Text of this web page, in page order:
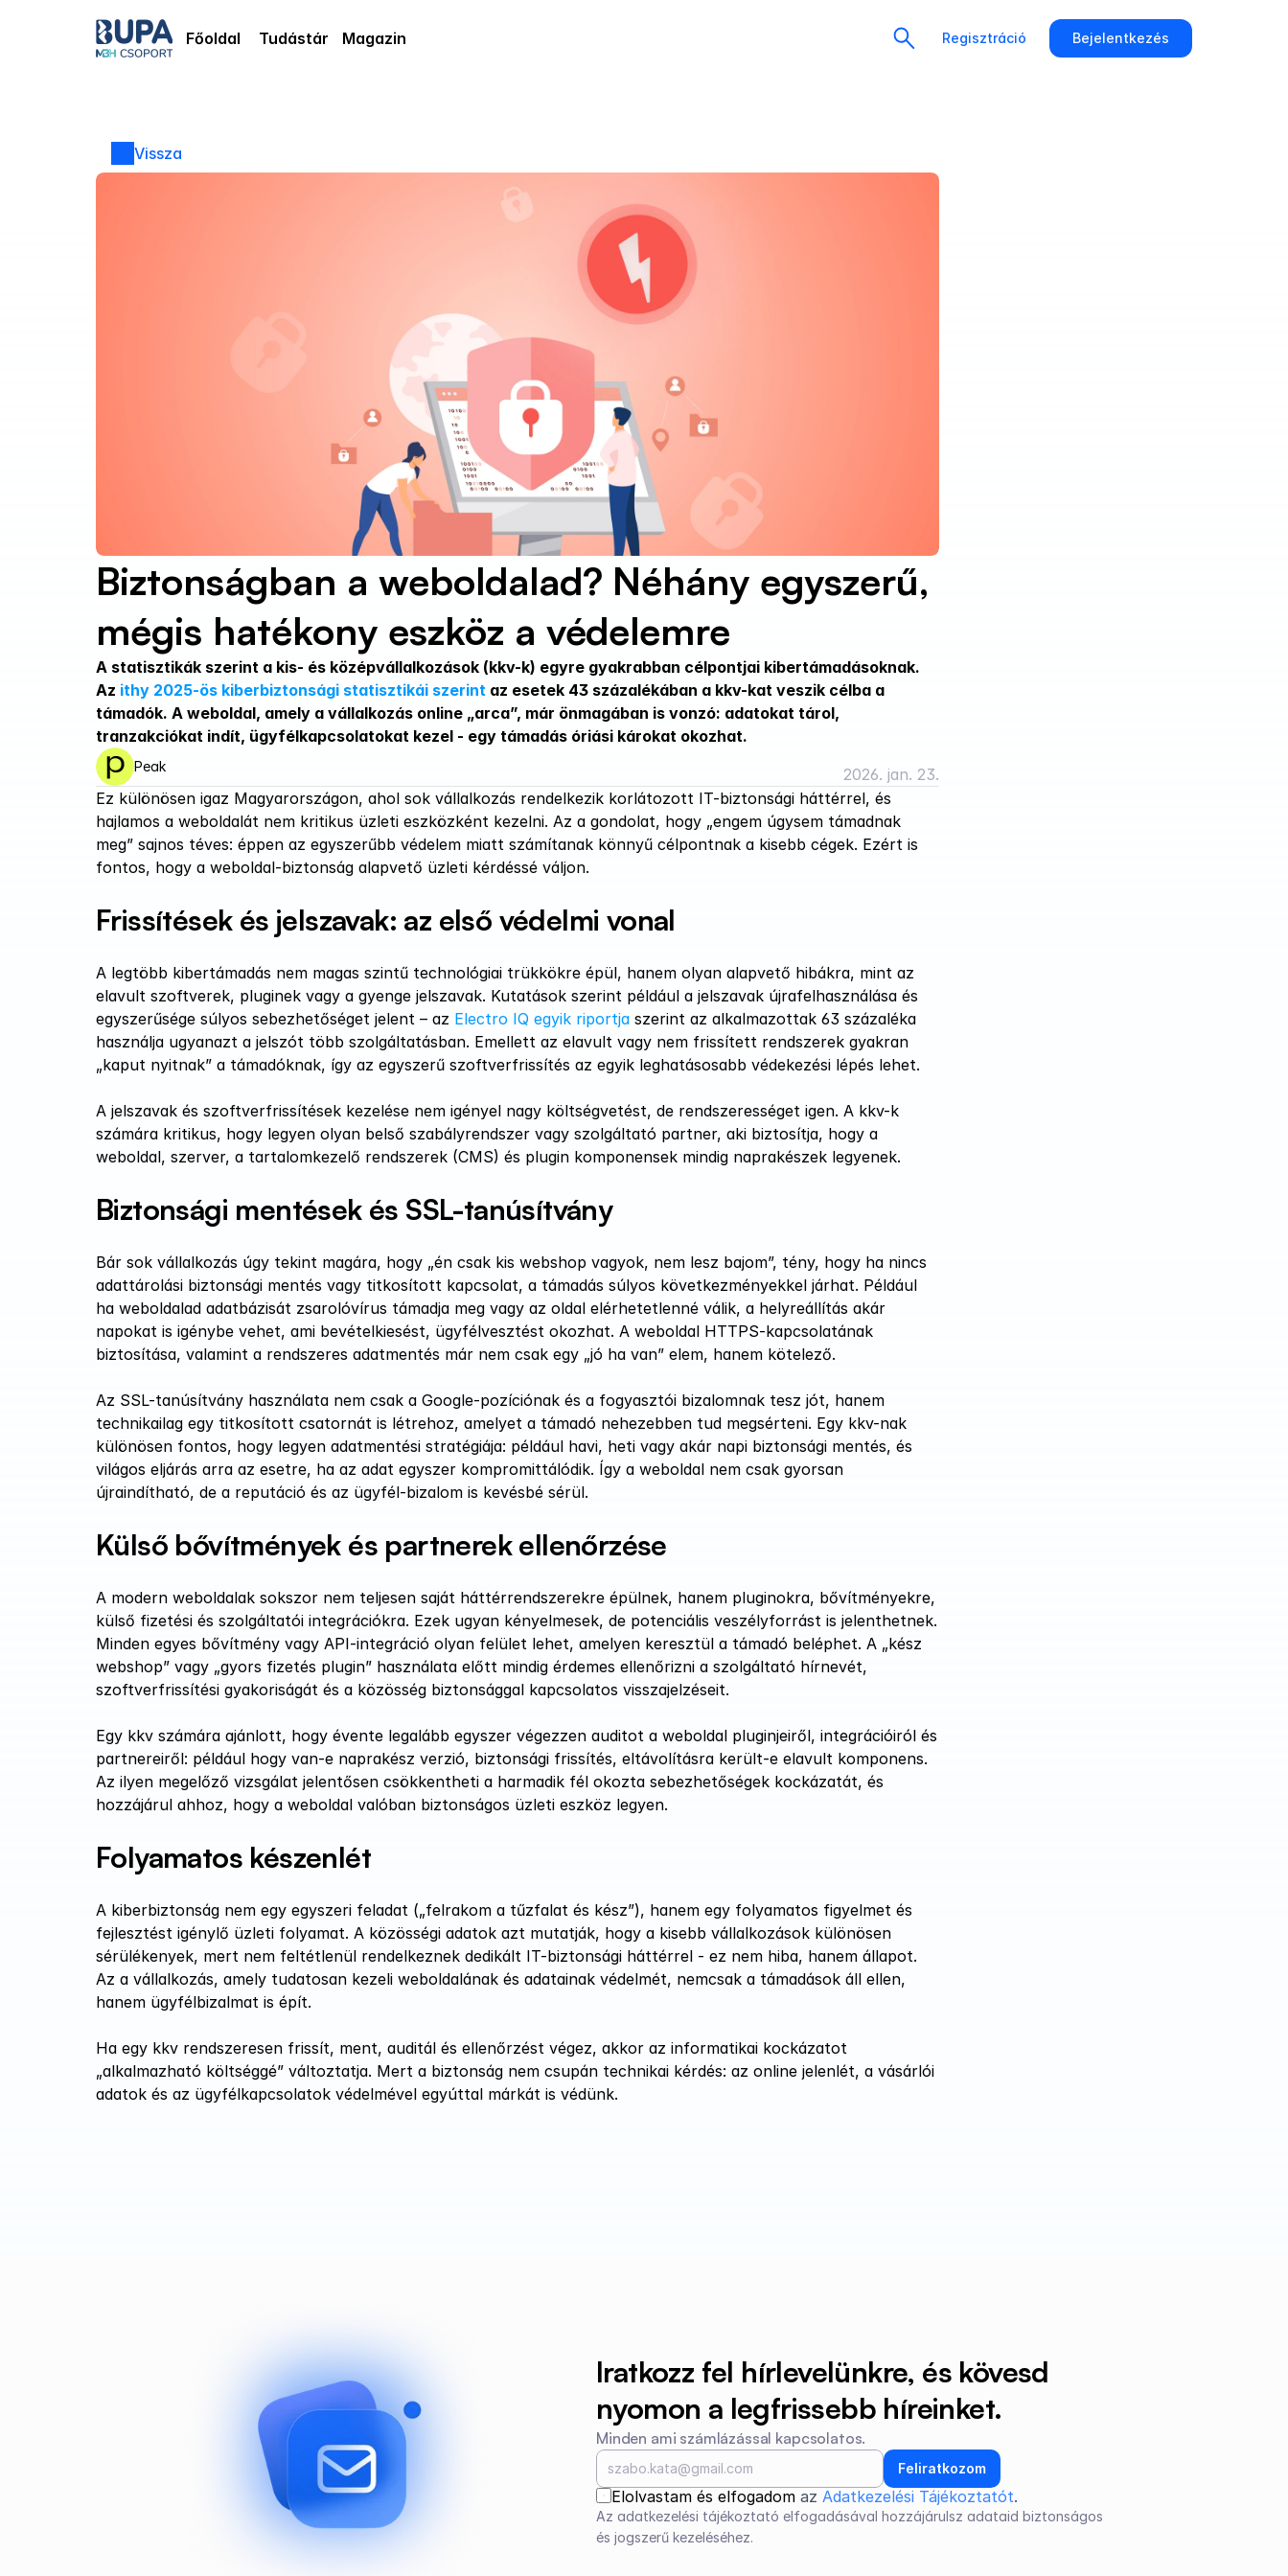
Főoldal Tudástár Magazin Regisztráció Bejelentkezés
Vissza
Biztonságban a weboldalad? Néhány egyszerű,
mégis hatékony eszköz a védelemre
A statisztikák szerint a kis- és középvállalkozások (kkv-k) egyre gyakrabban célpontjai kibertámadásoknak.
Az ithy 2025-ös kiberbiztonsági statisztikái szerint az esetek 43 százalékában a kkv-kat veszik célba a
támadók. A weboldal, amely a vállalkozás online „arca”, már önmagában is vonzó: adatokat tárol,
tranzakciókat indít, ügyfélkapcsolatokat kezel - egy támadás óriási károkat okozhat.
Peak
2026. jan. 23.
Ez különösen igaz Magyarországon, ahol sok vállalkozás rendelkezik korlátozott IT-biztonsági háttérrel, és
hajlamos a weboldalát nem kritikus üzleti eszközként kezelni. Az a gondolat, hogy „engem úgysem támadnak
meg” sajnos téves: éppen az egyszerűbb védelem miatt számítanak könnyű célpontnak a kisebb cégek. Ezért is
fontos, hogy a weboldal-biztonság alapvető üzleti kérdéssé váljon.
Frissítések és jelszavak: az első védelmi vonal
A legtöbb kibertámadás nem magas szintű technológiai trükkökre épül, hanem olyan alapvető hibákra, mint az
elavult szoftverek, pluginek vagy a gyenge jelszavak. Kutatások szerint például a jelszavak újrafelhasználása és
egyszerűsége súlyos sebezhetőséget jelent – az Electro IQ egyik riportja szerint az alkalmazottak 63 százaléka
használja ugyanazt a jelszót több szolgáltatásban. Emellett az elavult vagy nem frissített rendszerek gyakran
„kaput nyitnak” a támadóknak, így az egyszerű szoftverfrissítés az egyik leghatásosabb védekezési lépés lehet.
A jelszavak és szoftverfrissítések kezelése nem igényel nagy költségvetést, de rendszerességet igen. A kkv-k
számára kritikus, hogy legyen olyan belső szabályrendszer vagy szolgáltató partner, aki biztosítja, hogy a
weboldal, szerver, a tartalomkezelő rendszerek (CMS) és plugin komponensek mindig naprakészek legyenek.
Biztonsági mentések és SSL-tanúsítvány
Bár sok vállalkozás úgy tekint magára, hogy „én csak kis webshop vagyok, nem lesz bajom”, tény, hogy ha nincs
adattárolási biztonsági mentés vagy titkosított kapcsolat, a támadás súlyos következményekkel járhat. Például
ha weboldalad adatbázisát zsarolóvírus támadja meg vagy az oldal elérhetetlenné válik, a helyreállítás akár
napokat is igénybe vehet, ami bevételkiesést, ügyfélvesztést okozhat. A weboldal HTTPS-kapcsolatának
biztosítása, valamint a rendszeres adatmentés már nem csak egy „jó ha van” elem, hanem kötelező.
Az SSL-tanúsítvány használata nem csak a Google-pozíciónak és a fogyasztói bizalomnak tesz jót, hanem
technikailag egy titkosított csatornát is létrehoz, amelyet a támadó nehezebben tud megsérteni. Egy kkv-nak
különösen fontos, hogy legyen adatmentési stratégiája: például havi, heti vagy akár napi biztonsági mentés, és
világos eljárás arra az esetre, ha az adat egyszer kompromittálódik. Így a weboldal nem csak gyorsan
újraindítható, de a reputáció és az ügyfél‐bizalom is kevésbé sérül.
Külső bővítmények és partnerek ellenőrzése
A modern weboldalak sokszor nem teljesen saját háttérrendszerekre épülnek, hanem pluginokra, bővítményekre,
külső fizetési és szolgáltatói integrációkra. Ezek ugyan kényelmesek, de potenciális veszélyforrást is jelenthetnek.
Minden egyes bővítmény vagy API-integráció olyan felület lehet, amelyen keresztül a támadó beléphet. A „kész
webshop” vagy „gyors fizetés plugin” használata előtt mindig érdemes ellenőrizni a szolgáltató hírnevét,
szoftverfrissítési gyakoriságát és a közösség biztonsággal kapcsolatos visszajelzéseit.
Egy kkv számára ajánlott, hogy évente legalább egyszer végezzen auditot a weboldal pluginjeiről, integrációiról és
partnereiről: például hogy van-e naprakész verzió, biztonsági frissítés, eltávolításra került-e elavult komponens.
Az ilyen megelőző vizsgálat jelentősen csökkentheti a harmadik fél okozta sebezhetőségek kockázatát, és
hozzájárul ahhoz, hogy a weboldal valóban biztonságos üzleti eszköz legyen.
Folyamatos készenlét
A kiberbiztonság nem egy egyszeri feladat („felrakom a tűzfalat és kész”), hanem egy folyamatos figyelmet és
fejlesztést igénylő üzleti folyamat. A közösségi adatok azt mutatják, hogy a kisebb vállalkozások különösen
sérülékenyek, mert nem feltétlenül rendelkeznek dedikált IT-biztonsági háttérrel - ez nem hiba, hanem állapot.
Az a vállalkozás, amely tudatosan kezeli weboldalának és adatainak védelmét, nemcsak a támadások áll ellen,
hanem ügyfélbizalmat is épít.
Ha egy kkv rendszeresen frissít, ment, auditál és ellenőrzést végez, akkor az informatikai kockázatot
„alkalmazható költséggé” változtatja. Mert a biztonság nem csupán technikai kérdés: az online jelenlét, a vásárlói
adatok és az ügyfélkapcsolatok védelmével egyúttal márkát is védünk.
Iratkozz fel hírlevelünkre, és kövesd
nyomon a legfrissebb híreinket.
Minden ami számlázással kapcsolatos.
Feliratkozom
Elolvastam és elfogadom az Adatkezelési Tájékoztatót.
Az adatkezelési tájékoztató elfogadásával hozzájárulsz adataid biztonságos
és jogszerű kezeléséhez.